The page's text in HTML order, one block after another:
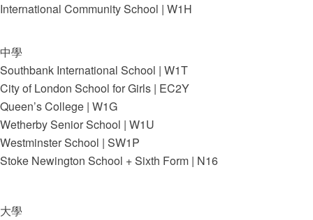
International Community School | W1H
中學
Southbank International School | W1T
City of London School for Girls | EC2Y
Queen’s College | W1G
Wetherby Senior School | W1U
Westminster School | SW1P
Stoke Newington School + Sixth Form | N16
大學